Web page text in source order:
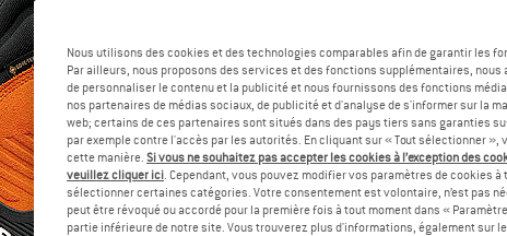
Nous utilisons des cookies et des technologies comparables afin de garantir les
Par ailleurs, nous proposons des services et des fonctions supplémentaires, nous
de personnaliser le contenu et la publicité et nous fournissons des fonctions
nos partenaires de médias sociaux, de publicité et d'analyse de s'informer sur la
web; certains de ces partenaires sont situés dans des pays tiers sans garanties
par exemple contre l'accès par les autorités. En cliquant sur « Tout sélectionner »,
cette manière. Si vous ne souhaitez pas accepter les cookies à l’exception des
veuillez cliquer ici. Cependant, vous pouvez modifier vos paramètres de cookies
sélectionner certaines catégories. Votre consentement est volontaire, n’est pas
peut être révoqué ou accordé pour la première fois à tout moment dans «
partie inférieure de notre site. Vous trouverez plus d'informations, également sur